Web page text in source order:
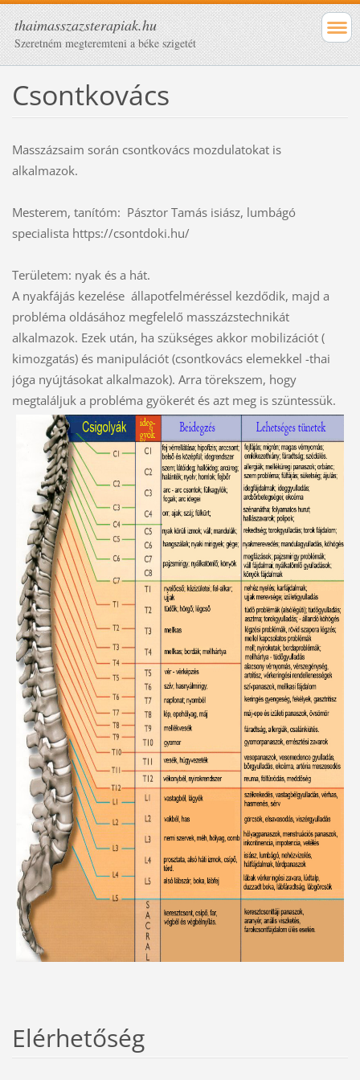
thaimasszazsterapiak.hu
Szeretném megteremteni a béke szigetét
Csontkovács
Masszázsaim során csontkovács mozdulatokat is
alkalmazok.
Mesterem, tanítóm: Pásztor Tamás isiász, lumbágó
specialista https://csontdoki.hu/
Területem: nyak és a hát.
A nyakfájás kezelése állapotfelméréssel kezdődik, majd a
probléma oldásához megfelelő masszázstechnikát
alkalmazok. Ezek után, ha szükséges akkor mobilizációt (
kimozgatás) és manipulációt (csontkovács elemekkel -thai
jóga nyújtásokat alkalmazok). Arra törekszem, hogy
megtaláljuk a probléma gyökerét és azt meg is szüntessük.
Elérhetőség